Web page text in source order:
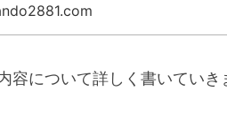
容について詳しく書いていき